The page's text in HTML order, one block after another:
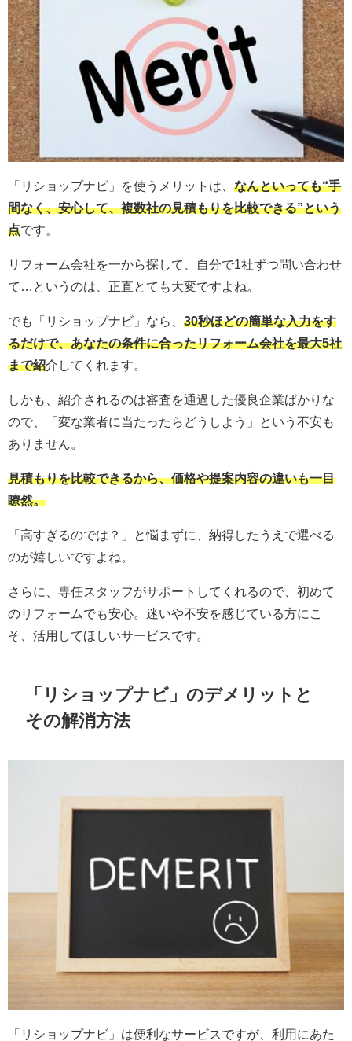
「リショップナビ」を使うメリットは、 なんといっても“手
間なく、安心して、複数社の見積もりを比較できる”という
点です。
リフォーム会社を一から探して、自分で1社ずつ問い合わせ
て…というのは、正直とても大変ですよね。
でも「リショップナビ」なら、 30秒ほどの簡単な入力をす
るだけで、あなたの条件に合ったリフォーム会社を最大5社
まで紹介してくれます。
しかも、紹介されるのは審査を通過した優良企業ばかりな
ので、「変な業者に当たったらどうしよう」という不安も
ありません。
見積もりを比較できるから、価格や提案内容の違いも一目
瞭然。
「高すぎるのでは？」と悩まずに、納得したうえで選べる
のが嬉しいですよね。
さらに、専任スタッフがサポートしてくれるので、初めて
のリフォームでも安心。迷いや不安を感じている方にこ
そ、活用してほしいサービスです。
「 リショップナビ 」のデメリットと
その解消方法
「リショップナビ」は便利なサービスですが、利用にあた